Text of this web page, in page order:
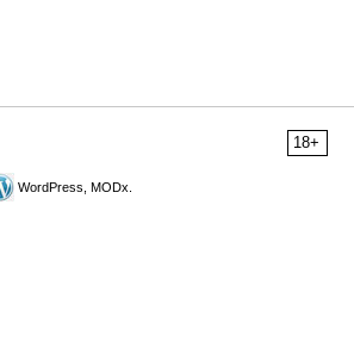
18+
WordPress, MODx.